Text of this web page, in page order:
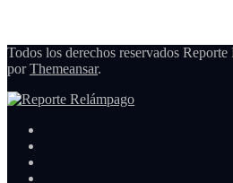
Todos los derechos reservados Reporte
porThemeansar.